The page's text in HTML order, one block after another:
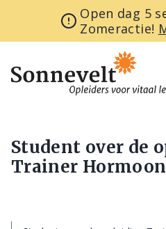
Open dag 5
Zomeractie!
Student over de
Trainer